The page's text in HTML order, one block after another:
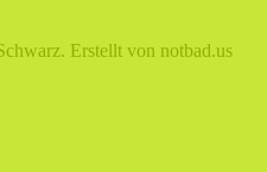
Erstellt von notbad.us